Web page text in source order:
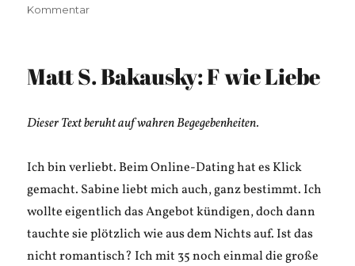
am
Kommentarzu
Leidenschaft
Matt S. Bakausky: F wie Liebe
Dieser Text beruht auf wahren Begegebenheiten.
Ich bin verliebt. Beim Online-Dating hat es Klick
gemacht. Sabine liebt mich auch, ganz bestimmt. Ich
wollte eigentlich das Angebot kündigen, doch dann
tauchte sie plötzlich wie aus dem Nichts auf. Ist das
nicht romantisch? Ich mit 35 noch einmal die große